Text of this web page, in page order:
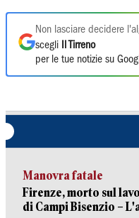
Non lasciare decidere
scegli
Il Tirreno
per le tue notizie su
Manovra fatale
Firenze, morto sul
di Campi Bisenzio –